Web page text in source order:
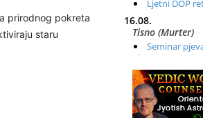
prirodnog pokreta
staru
Ljetni DOP
16.08.
Tisno (Murter)
Seminar
glasa“
20.08.
Online
Radionica:
otvoreno za sve